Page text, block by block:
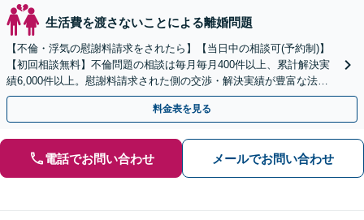
生活費を渡さないことによる離婚問題
【不倫・浮気の慰謝料請求をされたら】【当日中の相談可(予約制)】
【初回相談無料】不倫問題の相談は毎月毎月400件以上、累計解決実
績6,000件以上。慰謝料請求された側の交渉・解決実績が豊富な法律
事務所です。
料金表を見る
電話でお問い合わせ メールでお問い合わせ